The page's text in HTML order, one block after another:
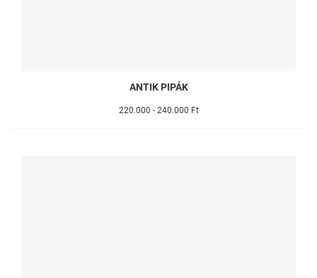
ANTIK PIPÁK
220.000 - 240.000 Ft